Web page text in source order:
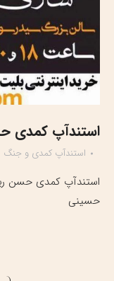
استندآپ کمدی حسن
استندآپ کمدی و جنگ
حسینی